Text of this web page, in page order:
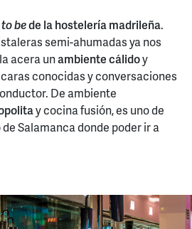
bede la hostelería madrileña.
semi-ahumadas ya nos
acera unambiente cálidoy
conocidas y conversaciones
De ambiente
y cocina fusión, es uno de
Salamanca donde poder ir a